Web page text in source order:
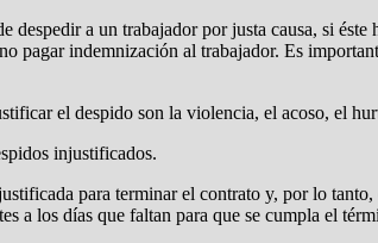
despedir a un trabajador por justa causa, si
pagar indemnización al trabajador. Es
el despido son la violencia, el acoso, el
injustificados.
para terminar el contrato y, por lo
a los días que faltan para que se cumpla el